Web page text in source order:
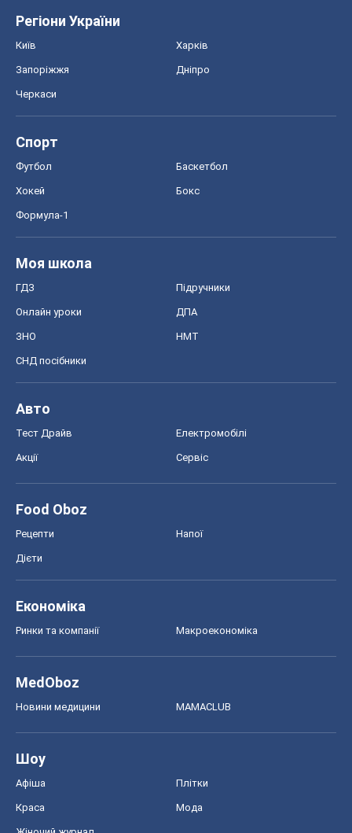
Регіони України
Київ Харків
Запоріжжя Дніпро
Черкаси
Спорт
Футбол Баскетбол
Хокей Бокс
Формула-1
Моя школа
ГДЗ Підручники
Онлайн уроки ДПА
ЗНО НМТ
СНД посібники
Авто
Тест Драйв Електромобілі
Акції Сервіс
Food Oboz
Рецепти Напої
Дієти
Економіка
Ринки та компанії Макроекономіка
MedOboz
Новини медицини MAMACLUB
Шоу
Афіша Плітки
Краса Мода